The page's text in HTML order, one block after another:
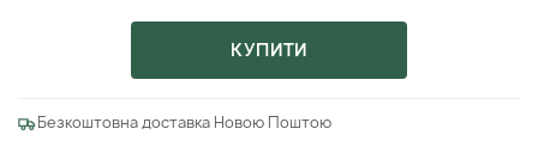
КУПИТИ
Безкоштовна доставка Новою Поштою